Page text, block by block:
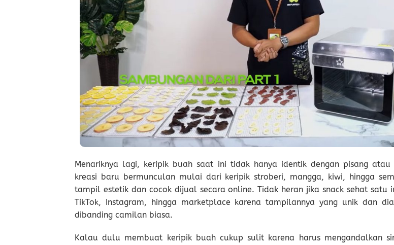
Menariknya lagi, keripik buah saat ini tidak hanya identik dengan pisang
kreasi baru bermunculan mulai dari keripik stroberi, mangga, kiwi, hingga
tampil estetik dan cocok dijual secara online. Tidak heran jika snack sehat satu
TikTok, Instagram, hingga marketplace karena tampilannya yang unik dan
dibanding camilan biasa.
Kalau dulu membuat keripik buah cukup sulit karena harus mengandalkan